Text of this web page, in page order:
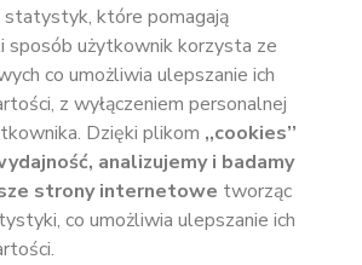
statystyk, które pomagają
sposób użytkownik korzysta ze
co umożliwia ulepszanie ich
z wyłączeniem personalnej
Dzięki plikom ,,cookies’’
analizujemy i badamy
strony internetowe tworząc
co umożliwia ulepszanie ich